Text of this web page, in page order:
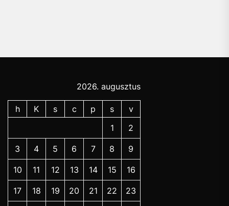
2026. augusztus
h K s c p s
v
1
2
3 4 5 6 7 8 9
10 11 12 13 14 15 16
17 18 19 20 21 22 23